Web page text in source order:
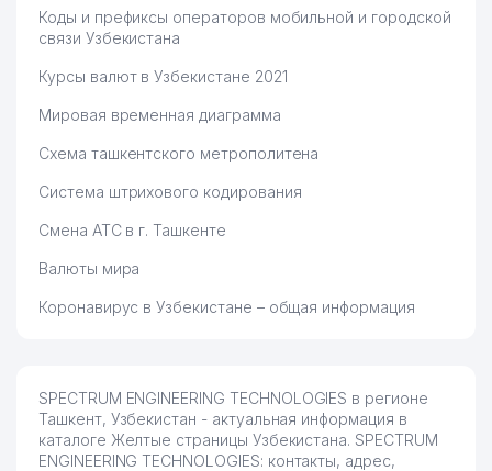
Коды и префиксы операторов мобильной и городской
связи Узбекистана
Курсы валют в Узбекистане 2021
Мировая временная диаграмма
Схема ташкентского метрополитена
Система штрихового кодирования
Смена АТС в г. Ташкенте
Валюты мира
Коронавирус в Узбекистане – общая информация
SPECTRUM ENGINEERING TECHNOLOGIES в регионе
Ташкент, Узбекистан - актуальная информация в
каталоге Желтые страницы Узбекистана. SPECTRUM
ENGINEERING TECHNOLOGIES: контакты, адрес,